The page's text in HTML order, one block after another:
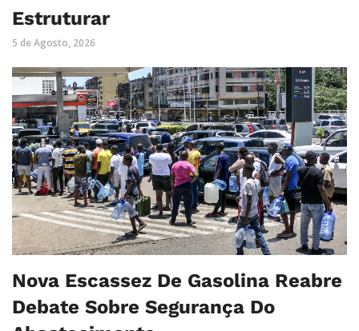
Estruturar
5 de Agosto, 2026
Nova Escassez De Gasolina Reabre
Debate Sobre Segurança Do